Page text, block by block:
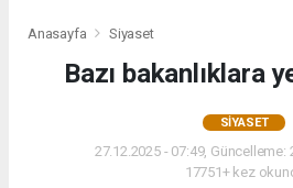
Anasayfa Siyaset
Bazı bakanlıklara
SIYASET
27.12.2025 - 07:49, Güncelleme:
17751+ kez